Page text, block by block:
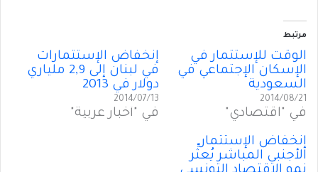
مرتبط
الوقت للإستثمار في
الإسكان الإجتماعي في
السعودية
2014/08/21
في "اقتصادي"
إنخفاض الإستثمارات
في لبنان إلى 2,9 ملياري
دولار في 2013
2014/07/13
في "أخبار عربية"
إنخفاض الإستثمار
الأجنبي المباشر يُعثِّر